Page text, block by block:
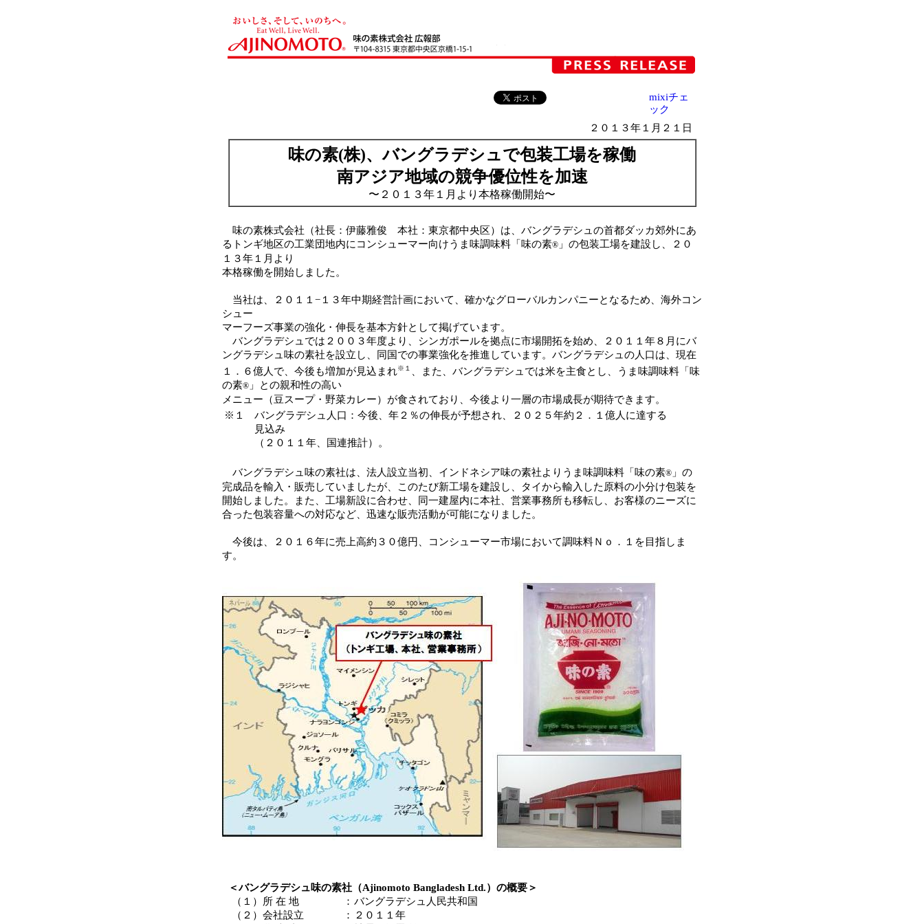
mixiチェ
ック
２０１３年１月２１日
味の素(株)、バングラデシュで包装工場を稼働
南アジア地域の競争優位性を加速
〜２０１３年１月より本格稼働開始〜
味の素株式会社（社長：伊藤雅俊 本社：東京都中央区）は、バングラデシュの首都ダッカ郊外にあ
るトンギ地区の工業団地内にコンシューマー向けうま味調味料「味の素® 」の包装工場を建設し、２０
１３年１月より
本格稼働を開始しました。
当社は、２０１１−１３年中期経営計画において、確かなグローバルカンパニーとなるため、海外コン
シュー
マーフーズ事業の強化・伸長を基本方針として掲げています。
バングラデシュでは２００３年度より、シンガポールを拠点に市場開拓を始め、２０１１年８月にバ
ングラデシュ味の素社を設立し、同国での事業強化を推進しています。バングラデシュの人口は、現在
１．６億人で、今後も増加が見込まれ※１
、また、バングラデシュでは米を主食とし、うま味調味料「味
の素® 」との親和性の高い
メニュー（豆スープ・野菜カレー）が食されており、今後より一層の市場成長が期待できます。
※１
バングラデシュ人口：今後、年２％の伸長が予想され、２０２５年約２．１億人に達する
見込み
（２０１１年、国連推計）。
バングラデシュ味の素社は、法人設立当初、インドネシア味の素社よりうま味調味料「味の素® 」の
完成品を輸入・販売していましたが、このたび新工場を建設し、タイから輸入した原料の小分け包装を
開始しました。また、工場新設に合わせ、同一建屋内に本社、営業事務所も移転し、お客様のニーズに
合った包装容量への対応など、迅速な販売活動が可能になりました。
今後は、２０１６年に売上高約３０億円、コンシューマー市場において調味料Ｎｏ．１を目指しま
す。
＜バングラデシュ味の素社（Ajinomoto Bangladesh Ltd.）の概要＞
（１）
所 在 地 ： バングラデシュ人民共和国
（２） 会社設立 ：
２０１１年